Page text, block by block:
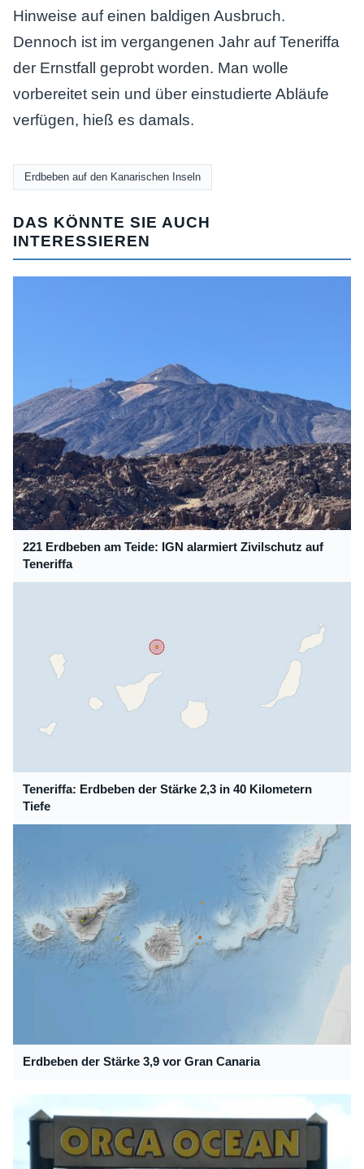
Hinweise auf einen baldigen Ausbruch.
Dennoch ist im vergangenen Jahr auf Teneriffa
der Ernstfall geprobt worden. Man wolle
vorbereitet sein und über einstudierte Abläufe
verfügen, hieß es damals.
Erdbeben auf den Kanarischen Inseln
DAS KÖNNTE SIE AUCH
INTERESSIEREN
221 Erdbeben am Teide: IGN alarmiert Zivilschutz auf
Teneriffa
Teneriffa: Erdbeben der Stärke 2,3 in 40 Kilometern
Tiefe
Erdbeben der Stärke 3,9 vor Gran Canaria